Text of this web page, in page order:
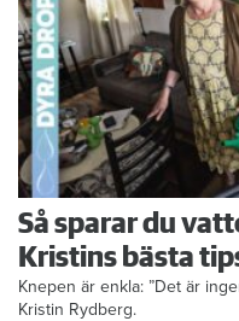
Så sparar du
Kristins bästa
Knepen är enkla: ”Det är
Kristin Rydberg.